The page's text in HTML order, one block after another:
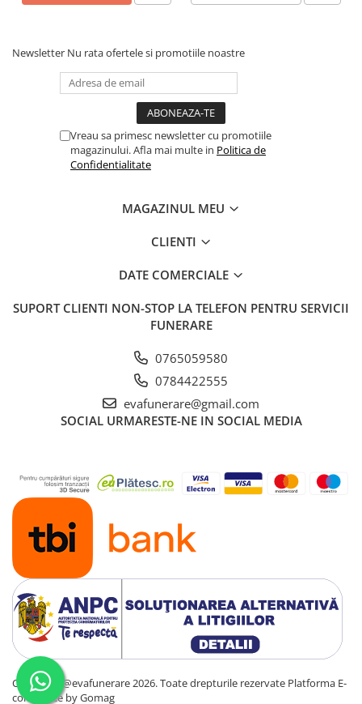
Newsletter Nu rata ofertele si promotiile noastre
Vreau sa primesc newsletter cu promotiile
magazinului. Afla mai multe in Politica de
Confidentialitate
MAGAZINUL MEU
CLIENTI
DATE COMERCIALE
SUPORT CLIENTI NON-STOP LA TELEFON PENTRU SERVICII
FUNERARE
0765059580
0784422555
evafunerare@gmail.com
SOCIAL URMARESTE-NE IN SOCIAL MEDIA
Copyright @evafunerare 2026. Toate drepturile rezervate Platforma E-
commerce by Gomag